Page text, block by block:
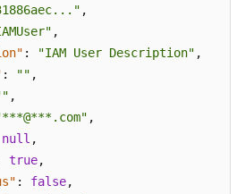
,
,
: "IAM User Description" ,
: "" ,
,
,
null ,
true,
: false,